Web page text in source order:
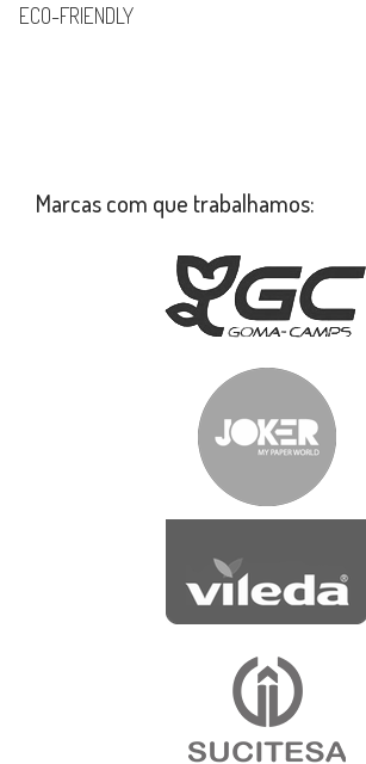
ECO-FRIENDLY
Marcas com que trabalhamos: